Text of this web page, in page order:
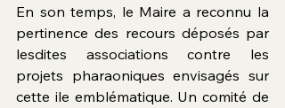
En son temps, le Maire a reconnu la
pertinence des recours déposés par
lesdites associations contre les
projets pharaoniques envisagés sur
cette ile emblématique. Un comité de